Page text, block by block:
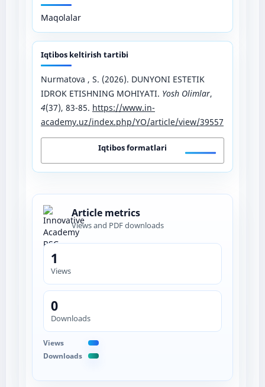
Maqolalar
Iqtibos keltirish tartibi
Nurmatova , S. (2026). DUNYONI ESTETIK
IDROK ETISHNING MOHIYATI. Yosh Olimlar,
4(37), 83-85. https://www.in-
academy.uz/index.php/YO/article/view/39557
Iqtibos formatlari
Article metrics
Views and PDF downloads
1
Views
0
Downloads
Views
Downloads